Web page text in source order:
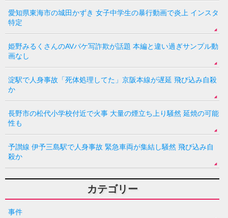
愛知県東海市の城田かずき 女子中学生の暴行動画で炎上 インスタ
特定
姫野みるくさんのAVパケ写詐欺が話題 本編と違い過ぎサンプル動
画なし
淀駅で人身事故「死体処理してた」京阪本線が遅延 飛び込み自殺
か
長野市の松代小学校付近で火事 大量の煙立ち上り騒然 延焼の可能
性も
予讃線 伊予三島駅で人身事故 緊急車両が集結し騒然 飛び込み自
殺か
カテゴリー
事件